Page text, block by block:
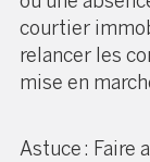
courtier
relancer les
mise en
Astuce : Faire